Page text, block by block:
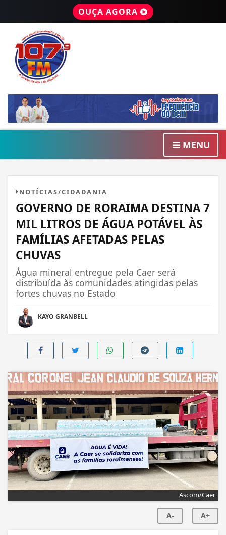
OUÇA AGORA
MENU
NOTÍCIAS/CIDADANIA
GOVERNO DE RORAIMA DESTINA 7
MIL LITROS DE ÁGUA POTÁVEL ÀS
FAMÍLIAS AFETADAS PELAS
CHUVAS
Água mineral entregue pela Caer será
distribuída às comunidades atingidas pelas
fortes chuvas no Estado
KAYO GRANBELL
Ascom/Caer
A- A+